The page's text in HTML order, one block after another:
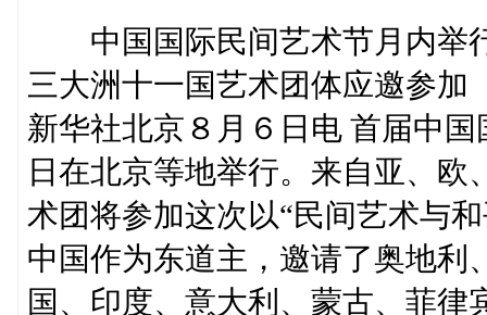
中国国际民间艺术节月内举
三大洲十一国艺术团体应邀参加
新华社北京８月６日电 首届中
日在北京等地举行。来自亚、
术团将参加这次以“民间艺术与
中国作为东道主，邀请了奥地利
国、印度、意大利、蒙古、菲